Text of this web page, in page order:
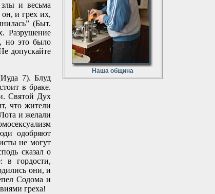
и весьма
и грех их,
(Быт.
Разрушение
но это было
допускайте
7). Блуд
в браке.
Святой Дух
что жители
и желали
одобряют
не могут
сказал о
в гордости,
они, и
Содома и
греха!
Наша община